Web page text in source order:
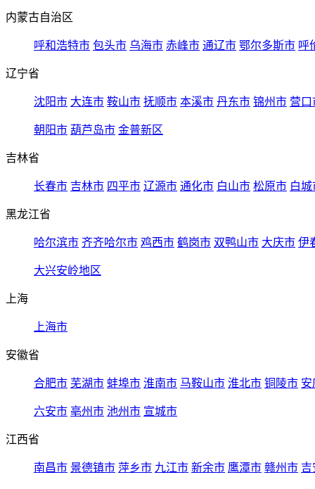
内蒙古自治区
呼和浩特市 包头市 乌海市 赤峰市 通辽市 鄂尔多斯市 呼
辽宁省
沈阳市 大连市 鞍山市 抚顺市 本溪市 丹东市 锦州市 营口
朝阳市 葫芦岛市 金普新区
吉林省
长春市 吉林市 四平市 辽源市 通化市 白山市 松原市 白城
黑龙江省
哈尔滨市 齐齐哈尔市 鸡西市 鹤岗市 双鸭山市 大庆市 伊
大兴安岭地区
上海
上海市
安徽省
合肥市 芜湖市 蚌埠市 淮南市 马鞍山市 淮北市 铜陵市 安
六安市 亳州市 池州市 宣城市
江西省
南昌市 景德镇市 萍乡市 九江市 新余市 鹰潭市 赣州市 吉